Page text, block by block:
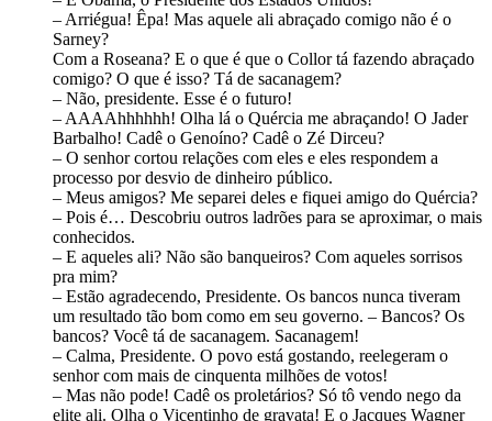
– Arriégua! Êpa! Mas aquele ali abraçado comigo não é o
Sarney?
Com a Roseana? E o que é que o Collor tá fazendo abraçado
comigo? O que é isso? Tá de sacanagem?
– Não, presidente. Esse é o futuro!
– AAAAhhhhhh! Olha lá o Quércia me abraçando! O Jader
Barbalho! Cadê o Genoíno? Cadê o Zé Dirceu?
– O senhor cortou relações com eles e eles respondem a
processo por desvio de dinheiro público.
– Meus amigos? Me separei deles e fiquei amigo do Quércia?
– Pois é… Descobriu outros ladrões para se aproximar, o mais
conhecidos.
– E aqueles ali? Não são banqueiros? Com aqueles sorrisos
pra mim?
– Estão agradecendo, Presidente. Os bancos nunca tiveram
um resultado tão bom como em seu governo. – Bancos? Os
bancos? Você tá de sacanagem. Sacanagem!
– Calma, Presidente. O povo está gostando, reelegeram o
senhor com mais de cinquenta milhões de votos!
– Mas não pode! Cadê os proletários? Só tô vendo nego da
elite ali. Olha o Vicentinho de gravata! E o Jacques Wagner